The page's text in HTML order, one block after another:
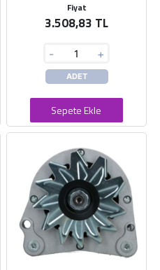
Fiyat
3.508,83 TL
- +
ADET
Sepete Ekle